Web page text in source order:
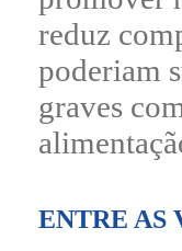
reduz
poderiam
graves
ENTRE AS